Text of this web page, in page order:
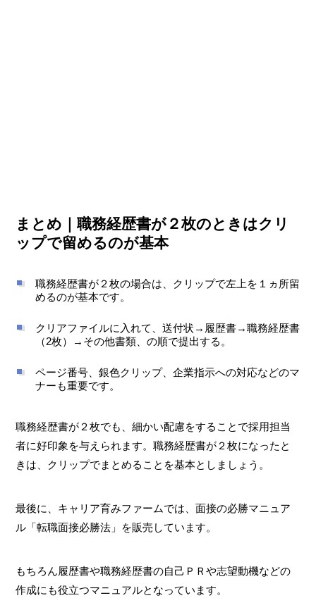
まとめ｜職務経歴書が２枚のときはクリ
ップで留めるのが基本
職務経歴書が２枚の場合は、クリップで左上を１ヵ所留
めるのが基本です。
クリアファイルに入れて、送付状→履歴書→職務経歴書
（2枚）→その他書類、の順で提出する。
ページ番号、銀色クリップ、企業指示への対応などのマ
ナーも重要です。
職務経歴書が２枚でも、細かい配慮をすることで採用担当
者に好印象を与えられます。職務経歴書が２枚になったと
きは、クリップでまとめることを基本としましょう。
最後に、キャリア育みファームでは、面接の必勝マニュア
ル「転職面接必勝法」を販売しています。
もちろん履歴書や職務経歴書の自己ＰＲや志望動機などの
作成にも役立つマニュアルとなっています。